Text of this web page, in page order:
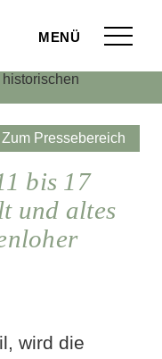
Menü
Zum Pressebereich
bis 17
und altes
wird die